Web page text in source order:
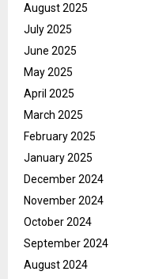
August 2025
July 2025
June 2025
May 2025
April 2025
March 2025
February 2025
January 2025
December 2024
November 2024
October 2024
September 2024
August 2024